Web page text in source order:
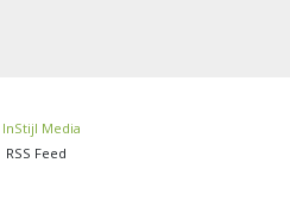
InStijl Media
RSS Feed